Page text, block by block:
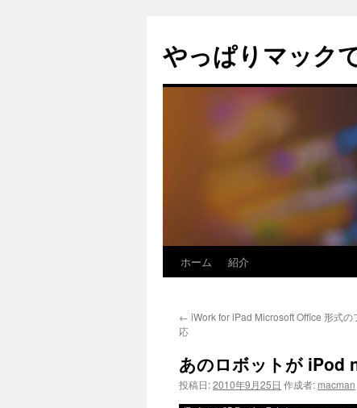
テ
ン
やっぱりマック
ホーム 紹介
← iWork for iPad Microsoft Office 形式の
応
あのロボットが iPod
投稿日:2010年9月25日 作成者: macman